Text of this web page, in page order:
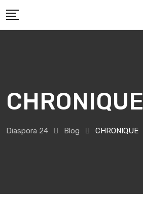
to
CHRONIQUE
Diaspora 24 Blog CHRONIQUE